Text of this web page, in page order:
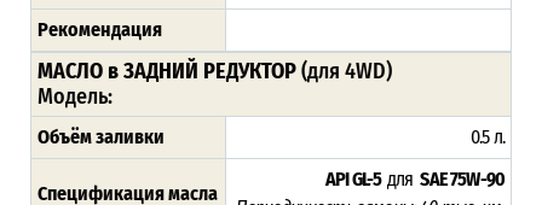
Рекомендация
МАСЛО в ЗАДНИЙ РЕДУКТОР(для 4WD)
Модель:
Объём заливки 0.5 л.
Спецификация масла
API GL-5 дляSAE 75W-90